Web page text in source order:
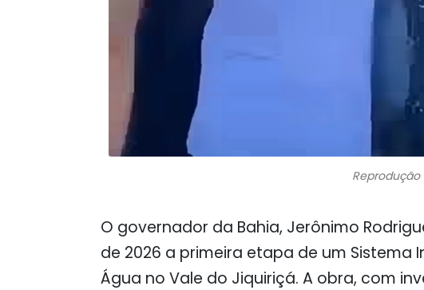
Reprodução
O governador da Bahia, Jerônimo
de 2026 a primeira etapa de um
Água no Vale do Jiquiriçá. A obra, com